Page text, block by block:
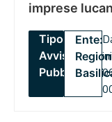
imprese
Tipo:
Avviso
Pubblico
Ente: